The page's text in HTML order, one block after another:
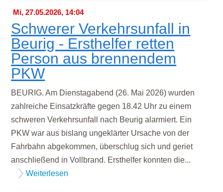
Mi, 27.05.2026, 14:04
Schwerer Verkehrsunfall in
Beurig - Ersthelfer retten
Person aus brennendem
PKW
BEURIG. Am Dienstagabend (26. Mai 2026) wurden
zahlreiche Einsatzkräfte gegen 18.42 Uhr zu einem
schweren Verkehrsunfall nach Beurig alarmiert. Ein
PKW war aus bislang ungeklärter Ursache von der
Fahrbahn abgekommen, überschlug sich und geriet
anschließend in Vollbrand. Ersthelfer konnten die...
Weiterlesen